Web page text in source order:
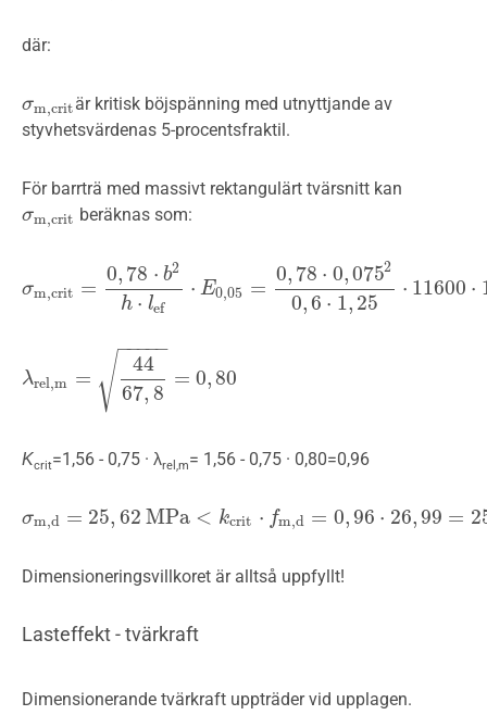
där:
σm,crit
σm,critär kritisk böjspänning med utnyttjande av
styvhetsvärdenas 5-procentsfraktil.
För barrträ med massivt rektangulärt tvärsnitt kan
σm,crit
σm,crit beräknas som:
σm,crit =
0, 78 ⋅ b2
h ⋅ lef
⋅ E0,05 =
0, 78 ⋅ 0,0752
0,6 ⋅ 1, 25
⋅ 11600 ⋅
σm,crit =0, 78⋅b2h⋅lef⋅ E0,05 =0 78 0,07520,6⋅1,25⋅11600⋅10 6 =
λrel,m =
44
67, 8
− −
−−−
√ = 0, 80
λrel,m =44 67 8=0,80
Κcrit=1,56 - 0,75 · λrel,m= 1,56 - 0,75 · 0,80=0,96
σm,d = 25, 62 MPa < kcrit ⋅ fm,d = 0,96 ⋅ 26,99 =
σm,d =25,62MPa<kcrit fm,d=0, 96⋅26,99= 25 91MPa
Dimensioneringsvillkoret är alltså uppfyllt!
Lasteffekt - tvärkraft
Dimensionerande tvärkraft uppträder vid upplagen.